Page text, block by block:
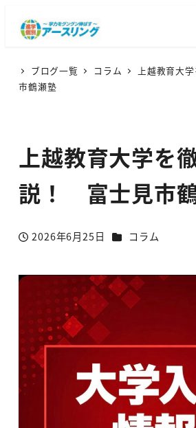
ブログ一覧 コラム
上越教育大
市鶴瀬塾
上越教育大学を
説！ 富士見市
投稿日
2026年6月25日 カテゴリー
コラム